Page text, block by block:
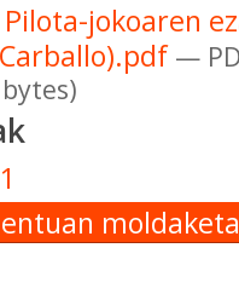
Pilota-jokoaren
—